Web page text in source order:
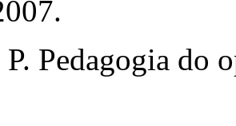
Pedagogia do